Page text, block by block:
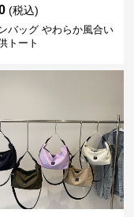
(税込)
バッグ やわらか風合い
トート